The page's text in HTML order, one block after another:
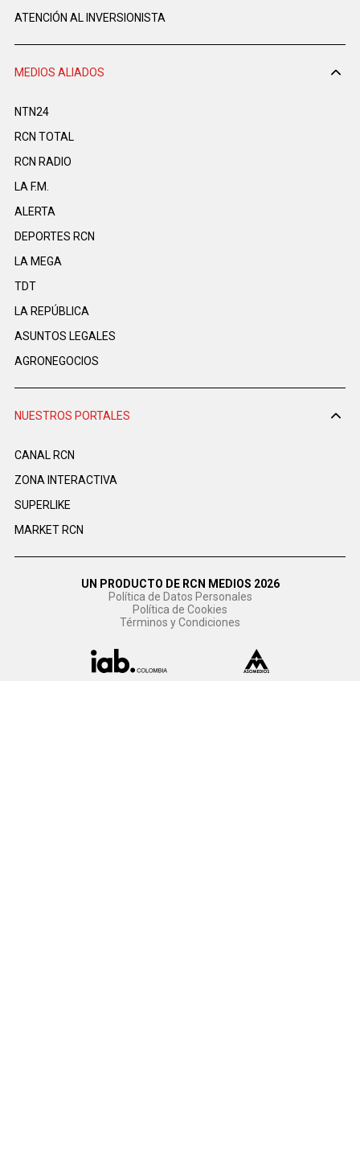
ATENCIÓN AL INVERSIONISTA
MEDIOS ALIADOS
NTN24
RCN TOTAL
RCN RADIO
LA F.M.
ALERTA
DEPORTES RCN
LA MEGA
TDT
LA REPÚBLICA
ASUNTOS LEGALES
AGRONEGOCIOS
NUESTROS PORTALES
CANAL RCN
ZONA INTERACTIVA
SUPERLIKE
MARKET RCN
UN PRODUCTO DE RCN MEDIOS 2026
Política de Datos Personales
Política de Cookies
Términos y Condiciones